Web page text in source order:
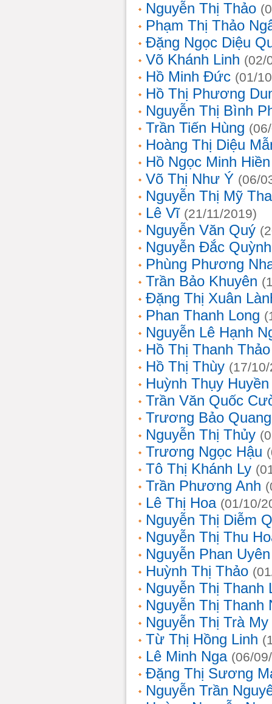
Nguyễn Thị Thảo
Phạm Thị Thảo
Đặng Ngọc Diệu
Võ Khánh Linh (02/
Hồ Minh Đức (01/
Hồ Thị Phương
Nguyễn Thị Bình
Trần Tiến Hùng
Hoàng Thị Diệu
Hồ Ngọc Minh Hiền
Võ Thị Như Ý (06/
Nguyễn Thị Mỹ
Lê Vĩ (21/11/2019)
Nguyễn Văn Quý
Nguyễn Đắc
Phùng Phương
Trần Bảo Khuyên
Đặng Thị Xuân
Phan Thanh Long
Nguyễn Lê Hạnh
Hồ Thị Thanh Thảo
Hồ Thị Thùy (17/
Huỳnh Thụy
Trần Văn Quốc
Trương Bảo
Nguyễn Thị Thủy
Trương Ngọc Hậu
Tô Thị Khánh Ly
Trần Phương Anh
Lê Thị Hoa (01/10/
Nguyễn Thị Diễm
Nguyễn Thị Thu
Nguyễn Phan
Huỳnh Thị Thảo
Nguyễn Thị Thanh
Nguyễn Thị Thanh
Nguyễn Thị Trà My
Từ Thị Hồng Linh
Lê Minh Nga (06/
Đặng Thị Sương
Nguyễn Trần